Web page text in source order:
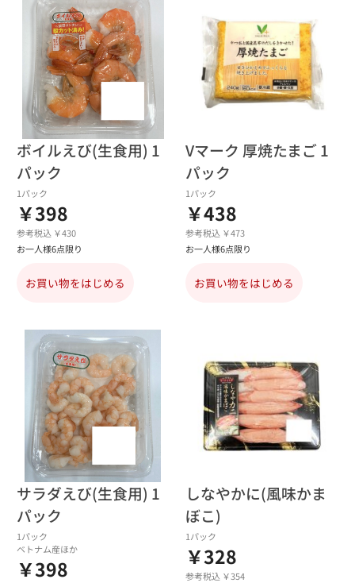
ボイルえび(生食用) 1
パック
1パック
￥398
参考税込 ￥430
お一人様6点限り
お買い物をはじめる
Vマーク 厚焼たまご 1
パック
1パック
￥438
参考税込 ￥473
お一人様6点限り
お買い物をはじめる
サラダえび(生食用) 1
パック
1パック
ベトナム産ほか
￥398
しなやかに(風味かま
ぼこ)
1パック
￥328
参考税込 ￥354